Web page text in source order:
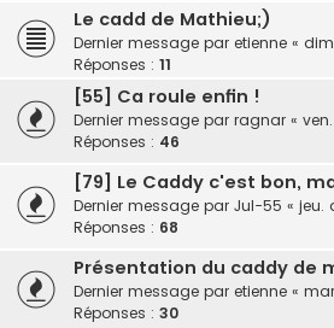
Le cadd de Mathieu;)
Dernier message par etienne «
Réponses : 11
[55] Ca roule enfin !
Dernier message par ragnar «
Réponses : 46
[79] Le Caddy c'est bon,
Dernier message par Jul-55 « jeu.
Réponses : 68
Présentation du caddy de
Dernier message par etienne «
Réponses : 30